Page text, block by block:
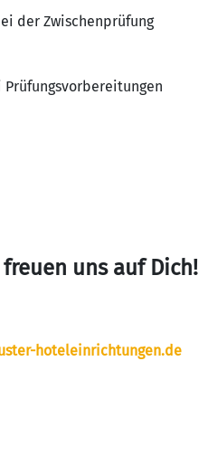
der Zwischenprüfung
uns auf Dich!
hoteleinrichtungen.de